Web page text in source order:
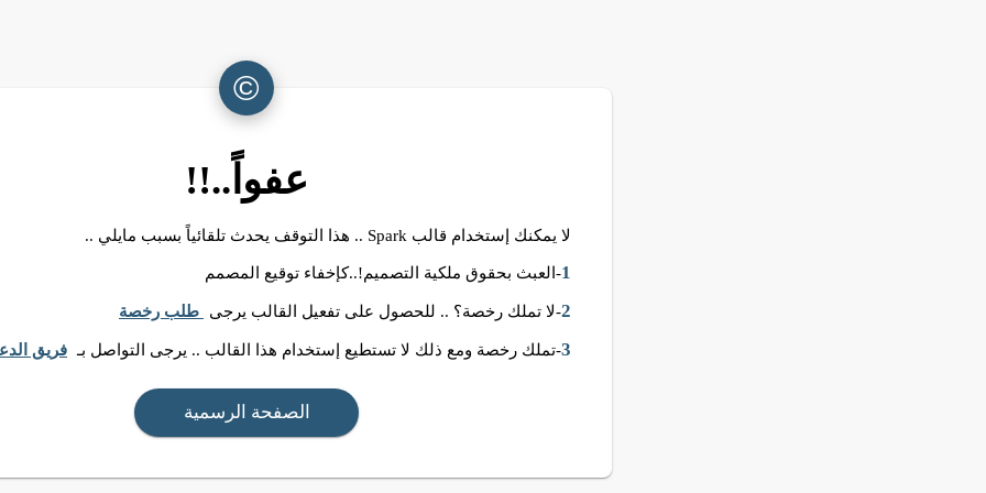
©
عفواً..!!
لا يمكنك إستخدام قالب Spark .. هذا التوقف يحدث تلقائياً بسبب مايلي ..
1-العبث بحقوق ملكية التصميم!..كإخفاء توقيع المصمم
2-لا تملك رخصة؟ .. للحصول على تفعيل القالب يرجى طلب رخصة
3-تملك رخصة ومع ذلك لا تستطيع إستخدام هذا القالب .. يرجى التواصل بـ فريق
الصفحة الرسمية